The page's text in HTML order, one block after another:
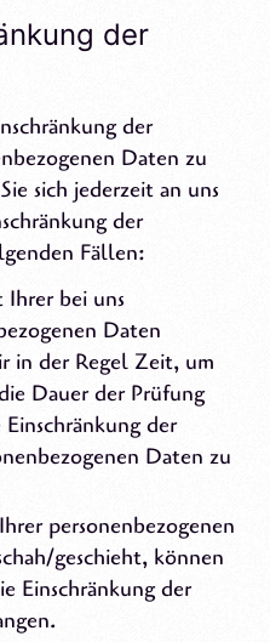
der
der
Daten zu
sich jederzeit an uns
der
Fällen:
Ihrer bei uns
Daten
in der Regel Zeit, um
Dauer der Prüfung
der
Daten zu
personenbezogenen
geschieht, können
Einschränkung der